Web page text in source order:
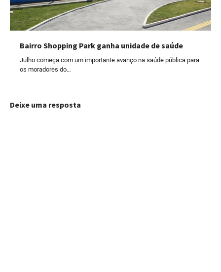
Bairro Shopping Park ganha unidade de saúde
Julho começa com um importante avanço na saúde pública para
os moradores do…
Deixe uma resposta